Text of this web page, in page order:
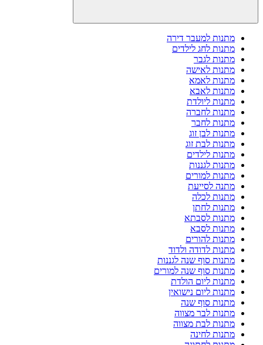
מתנות למעבר דירה
מתנות לחג לילדים
מתנות לגבר
מתנות לאישה
מתנות לאמא
מתנות לאבא
מתנות ליולדת
מתנות לחברה
מתנות לחבר
מתנות לבן זוג
מתנות לבת זוג
מתנות לילדים
מתנות לגננות
מתנות למורים
מתנה לסייעת
מתנות לכלה
מתנות לחתן
מתנות לסבתא
מתנות לסבא
מתנות להורים
מתנות לדודה ולדוד
מתנות סוף שנה לגננות
מתנות סוף שנה למורים
מתנות ליום הולדת
מתנות ליום נישואין
מתנות סוף שנה
מתנות לבר מצווה
מתנות לבת מצווה
מתנות לחינה